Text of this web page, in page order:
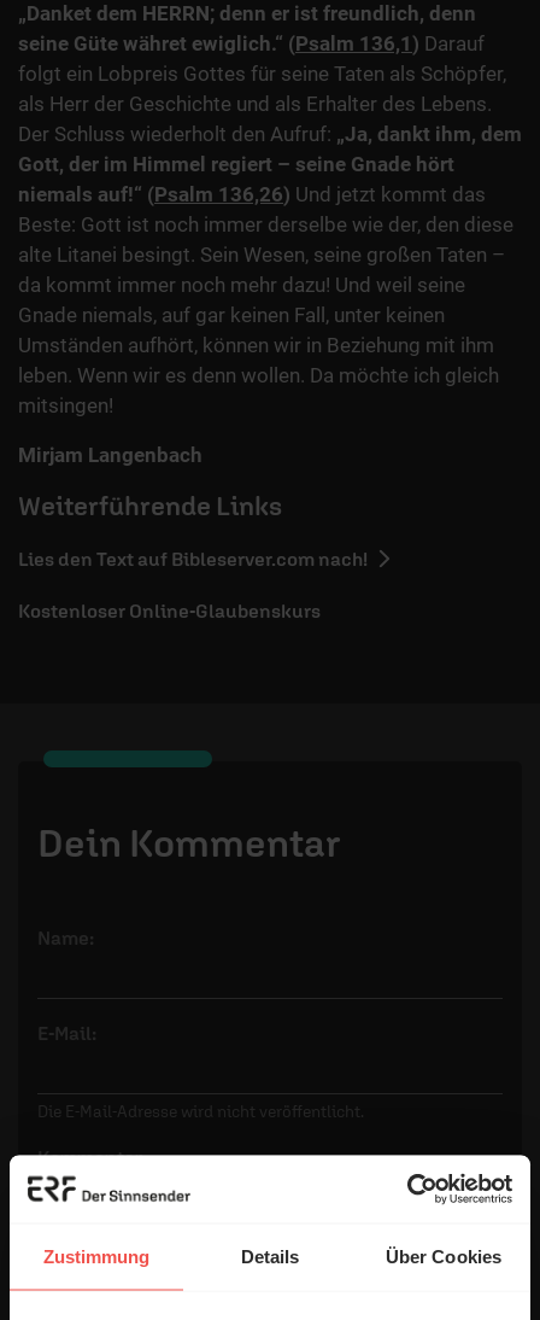
Zustimmung Details Über Cookies
„Danket dem HERRN; denn er ist freundlich, denn
seine Güte währet ewiglich.“ (Psalm 136,1 ) Darauf
folgt ein Lobpreis Gottes für seine Taten als Schöpfer,
als Herr der Geschichte und als Erhalter des Lebens.
Der Schluss wiederholt den Aufruf: „Ja, dankt ihm, dem
Gott, der im Himmel regiert – seine Gnade hört
niemals auf!“ (Psalm 136,26) Und jetzt kommt das
Beste: Gott ist noch immer derselbe wie der, den diese
alte Litanei besingt. Sein Wesen, seine großen Taten –
da kommt immer noch mehr dazu! Und weil seine
Gnade niemals, auf gar keinen Fall, unter keinen
Umständen aufhört, können wir in Beziehung mit ihm
leben. Wenn wir es denn wollen. Da möchte ich gleich
mitsingen!
Mirjam Langenbach
Weiterführende Links
Lies den Text auf Bibleserver.com nach!
Kostenloser Online-Glaubenskurs
Dein Kommentar
Name:
E-Mail:
Die E-Mail-Adresse wird nicht veröffentlicht.
Kommentar:
Meinen Kommentar nicht öffentlich teilen.